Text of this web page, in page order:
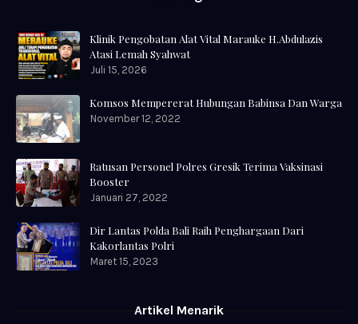
Klinik Pengobatan Alat Vital Marauke H.Abdulazis
Atasi Lemah Syahwat
Juli 15, 2026
Komsos Mempererat Hubungan Babinsa Dan Warga
November 12, 2022
Ratusan Personel Polres Gresik Terima Vaksinasi
Booster
Januari 27, 2022
Dir Lantas Polda Bali Raih Penghargaan Dari
Kakorlantas Polri
Maret 15, 2023
Artikel Menarik